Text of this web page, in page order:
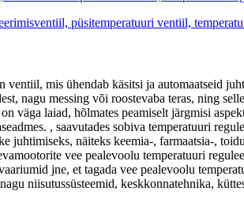
mis ühendab käsitsi ja automaatseid
nagu messing või roostevaba teras, ning
väga laiad, hõlmates peamiselt järgmisi
, saavutades sobiva temperatuuri
juhtimiseks, näiteks keemia-, farmaatsia-,
vee pealevoolu temperatuuri
jne, et tagada vee pealevoolu
niisutussüsteemid, keskkonnatehnika,